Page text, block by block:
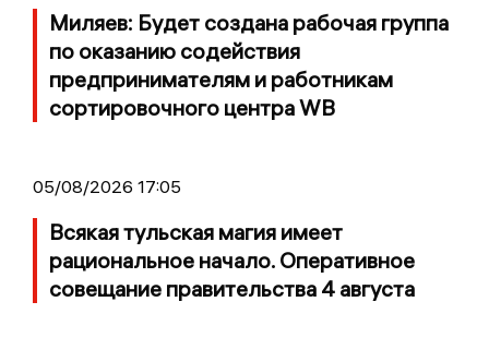
Миляев: Будет создана рабочая группа
по оказанию содействия
предпринимателям и работникам
сортировочного центра WB
05/08/2026 17:05
Всякая тульская магия имеет
рациональное начало. Оперативное
совещание правительства 4 августа